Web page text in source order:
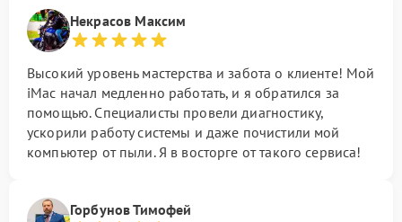
Некрасов Максим
Высокий уровень мастерства и забота о клиенте! Мой
iMac начал медленно работать, и я обратился за
помощью. Специалисты провели диагностику,
ускорили работу системы и даже почистили мой
компьютер от пыли. Я в восторге от такого сервиса!
Горбунов Тимофей